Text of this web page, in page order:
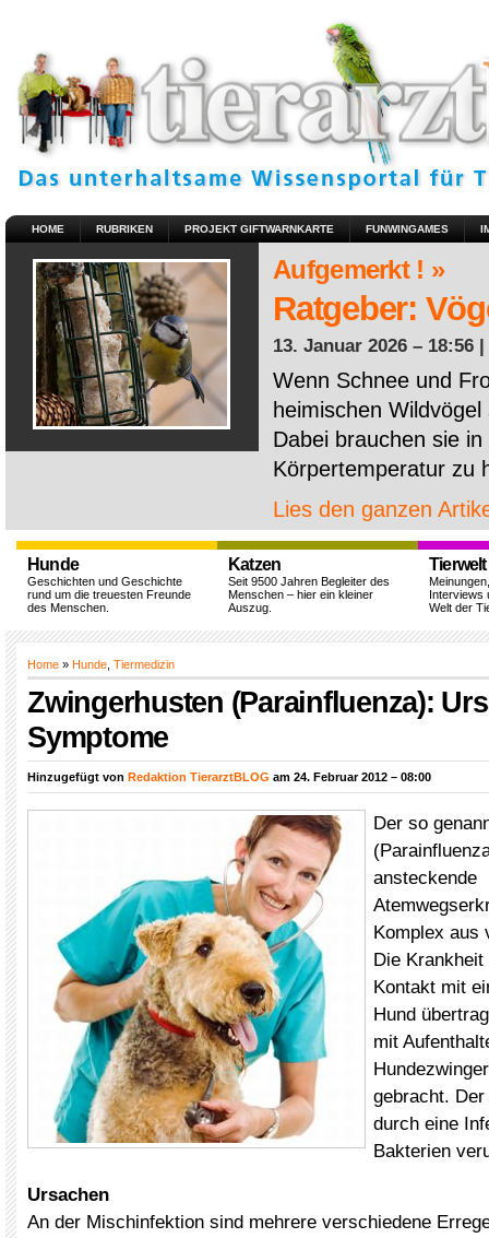
HOME RUBRIKEN PROJEKT GIFTWARNKARTE FUNWINGAMES
Aufgemerkt ! »
Ratgeber:
13. Januar 2026 – 18:56 |
Wenn Schnee und
heimischen
Dabei brauchen sie
Körpertemperatur zu
Lies den ganzen
Hunde
Geschichten und Geschichte
rund um die treuesten Freunde
des Menschen.
Katzen
Seit 9500 Jahren Begleiter des
Menschen – hier ein kleiner
Auszug.
Tierwelt
Interviews
Welt der
Home » Hunde Tiermedizin
Zwingerhusten (Parainfluenza):
Symptome
Hinzugefügt von Redaktion TierarztBLOG am 24. Februar 2012 – 08:00
Der so
ansteckende
Komplex aus
Die
Kontakt mit
Hund
mit
gebracht.
durch eine
Bakterien
Ursachen
An der Mischinfektion sind mehrere verschiedene